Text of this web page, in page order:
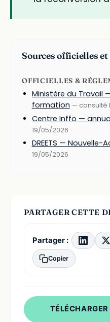
Sources officielles
OFFICIELLES &
Ministère du Travail
formation — consulté
Centre Inffo —
19/05/2026
DREETS — Nouvelle-
19/05/2026
PARTAGER CETTE
Partager :
Copier